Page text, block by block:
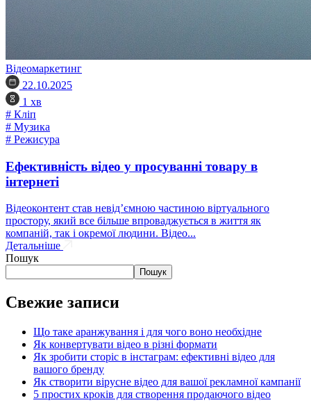
Відеомаркетинг
22.10.2025
1 хв
# Кліп
# Музика
# Режисура
Ефективність відео у просуванні товару в
інтернеті
Відеоконтент став невід’ємною частиною віртуального
простору, який все більше впроваджується в життя як
компаній, так і окремої людини. Відео...
Детальніше
Пошук
Пошук
Свежие записи
Що таке аранжування і для чого воно необхідне
Як конвертувати відео в різні формати
Як зробити сторіс в інстаграм: ефективні відео для
вашого бренду
Як створити вірусне відео для вашої рекламної кампанії
5 простих кроків для створення продаючого відео